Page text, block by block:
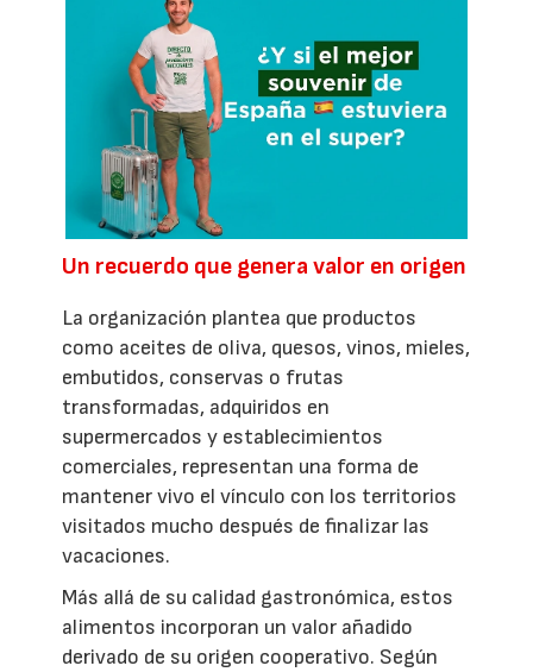
Un recuerdo que genera valor en origen
La organización plantea que productos
como aceites de oliva, quesos, vinos, mieles,
embutidos, conservas o frutas
transformadas, adquiridos en
supermercados y establecimientos
comerciales, representan una forma de
mantener vivo el vínculo con los territorios
visitados mucho después de finalizar las
vacaciones.
Más allá de su calidad gastronómica, estos
alimentos incorporan un valor añadido
derivado de su origen cooperativo. Según